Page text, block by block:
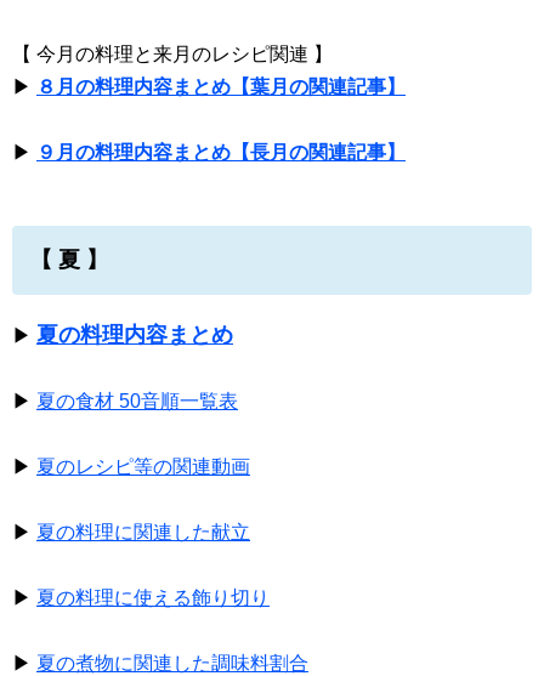
【 今月の料理と来月のレシピ関連 】
▶ ８月の料理内容まとめ【葉月の関連記事】
▶ ９月の料理内容まとめ【長月の関連記事】
【 夏 】
▶ 夏の料理内容まとめ
▶ 夏の食材 50音順一覧表
▶ 夏のレシピ等の関連動画
▶ 夏の料理に関連した献立
▶ 夏の料理に使える飾り切り
▶ 夏の煮物に関連した調味料割合